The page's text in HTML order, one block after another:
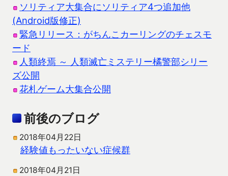
ソリティア大集合にソリティア4つ追加他
(Android版修正)
緊急リリース：がちんこカーリングのチェスモ
ード
人類終焉 ～ 人類滅亡ミステリー橘警部シリー
ズ公開
花札ゲーム大集合公開
前後のブログ
2018年04月22日
経験値もったいない症候群
2018年04月21日